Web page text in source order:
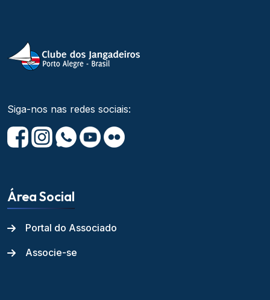
Siga-nos nas redes sociais:
Área Social
Portal do Associado
Associe-se